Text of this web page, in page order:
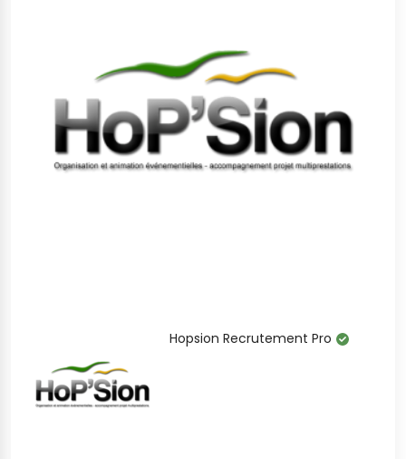
Hopsion Recrutement Pro